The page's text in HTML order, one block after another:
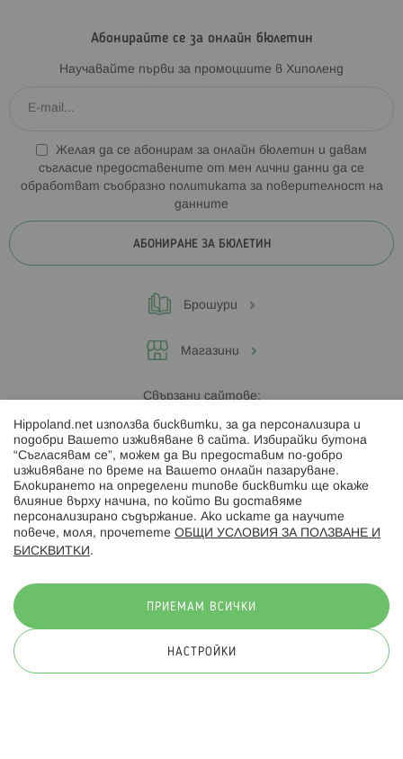
Абонирайте се за онлайн бюлетин
Научавайте първи за промоциите в Хиполенд
Желая да се абонирам за онлайн бюлетин и давам
съгласие предоставените от мен лични данни да се
обработват съобразно политиката за поверителност на
данните
АБОНИРАНЕ ЗА БЮЛЕТИН
Брошури
Магазини
Свързани сайтове:
Hippoland.ro
Последвайте ни:
© 2026 Hippoland.net. Всички права запазени
Hippoland.net използва бисквитки, за да персонализира и
подобри Вашето изживяване в сайта. Избирайки бутона
“Съгласявам се”, можем да Ви предоставим по-добро
изживяване по време на Вашето онлайн пазаруване.
Блокирането на определени типове бисквитки ще окаже
влияние върху начина, по който Ви доставяме
персонализирано съдържание. Ако искате да научите
повече, моля, прочетете ОБЩИ УСЛОВИЯ ЗА ПОЛЗВАНЕ И
БИСКВИТКИ .
ПРИЕМАМ ВСИЧКИ
НАСТРОЙКИ